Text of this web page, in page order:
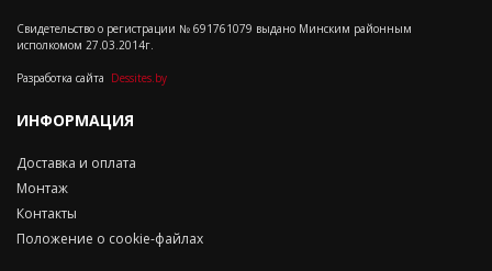
Свидетельство о регистрации № 691761079 выдано Минским районным
исполкомом 27.03.2014г.
Разработка сайта Dessites.by
ИНФОРМАЦИЯ
Доставка и оплата
Монтаж
Контакты
Положение о cookie-файлах